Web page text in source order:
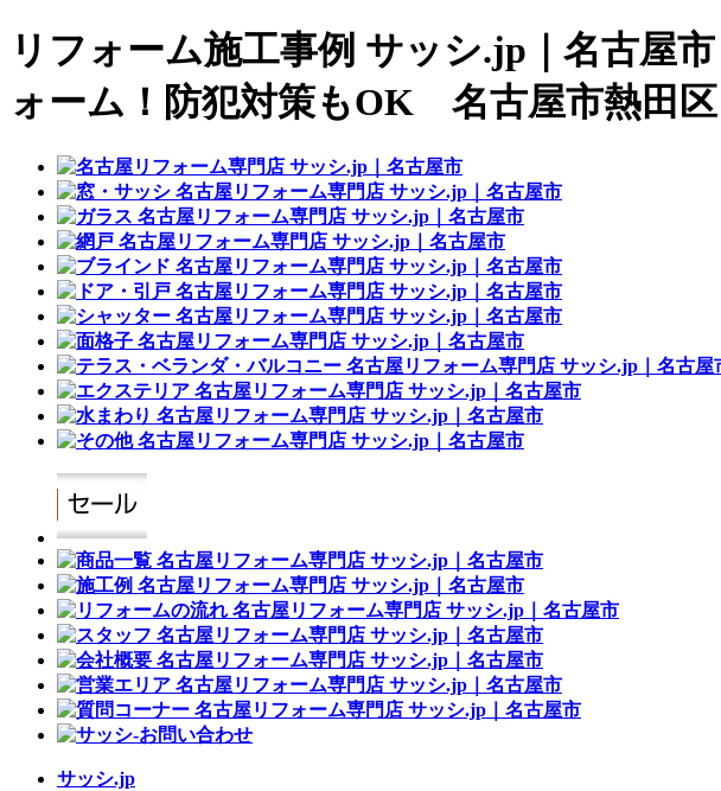
リフォーム施工事例 サッシ.jp｜名古屋
ォーム！防犯対策もOK 名古屋市熱田区
サッシ.jp